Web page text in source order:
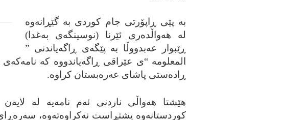
به‌ پێی ڕاپۆرتی جام کوردی به‌ گێڕانه‌وه‌
له‌ هه‌واڵده‌ری ئێرنا (نوسینگه‌ی به‌غدا)
ڕێبوار عه‌بدووڵا به‌ پێگه‌ی ڕاگه‌یاندنی ”
المعلومه‌ “ی عێراقی ڕاگه‌یاندووه‌ که‌
ڕاده‌ستی پاشای عه‌ره‌بستان کراوه‌.
هێشتا هه‌واڵی ناردنی ئه‌م نامه‌یه‌ له‌
کوردستانه‌وه‌ پشتڕاست نه‌کراوه‌ته‌وه‌، سه‌ره‌ڕای